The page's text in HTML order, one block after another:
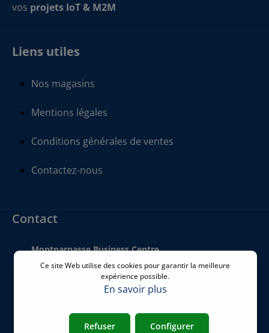
vos projets IoT & M2M
Liens utiles
Nos magasins
Mentions légales
Conditions générales de ventes
Contactez-nous
Contact
Montparnasse Business Centre
140 bis Rue de Rennes
Téléphone:+33 01 77 62 46 24
Ce site Web utilise des cookies pour garantir la meilleure
expérience possible.
En savoir plus
Refuser Configurer